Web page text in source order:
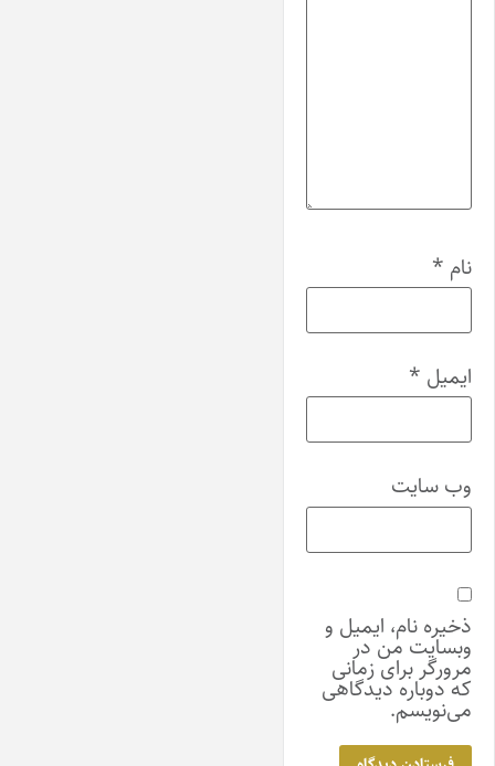
نام *
ایمیل *
وب‌ سایت
ذخیره نام، ایمیل و
وبسایت من در
مرورگر برای زمانی
که دوباره دیدگاهی
می‌نویسم.